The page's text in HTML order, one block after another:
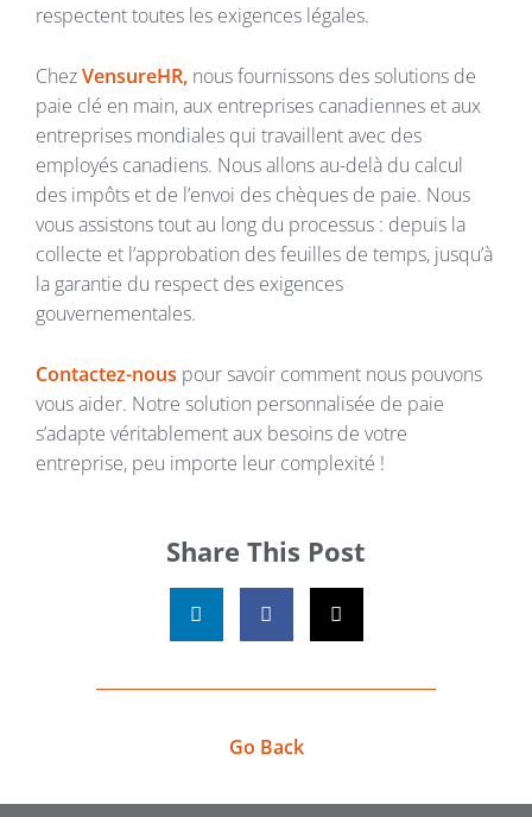
respectent toutes les exigences légales.
ChezVensureHR, nous fournissons des solutions de
paie clé en main, aux entreprises canadiennes et aux
entreprises mondiales qui travaillent avec des
employés canadiens. Nous allons au-delà du calcul
des impôts et de l’envoi des chèques de paie. Nous
vous assistons tout au long du processus : depuis la
collecte et l’approbation des feuilles de temps, jusqu’à
la garantie du respect des exigences
gouvernementales.
Contactez-nous pour savoir comment nous pouvons
vous aider. Notre solution personnalisée de paie
s’adapte véritablement aux besoins de votre
entreprise, peu importe leur complexité !
Share This Post
Go Back